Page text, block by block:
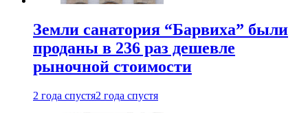
Земли санатория “Барвиха” были
проданы в 236 раз дешевле
рыночной стоимости
2 года спустя2 года спустя